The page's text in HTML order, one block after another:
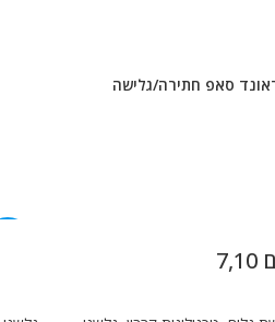
סאפ חתירה/גלישה